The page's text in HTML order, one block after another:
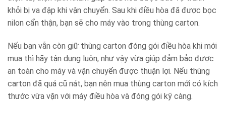
khỏi bị va đập khi vận chuyển. Sau khi điều hòa đã được bọc
nilon cẩn thận, bạn sẽ cho máy vào trong thùng carton.
Nếu bạn vẫn còn giữ thùng carton đóng gói điều hòa khi mới
mua thì hãy tận dụng luôn, như vậy vừa giúp đảm bảo được
an toàn cho máy và vận chuyển được thuận lợi. Nếu thùng
carton đã quá cũ nát, bạn nên mua thùng carton mới có kích
thước vừa vặn với máy điều hòa và đóng gói kỹ càng.